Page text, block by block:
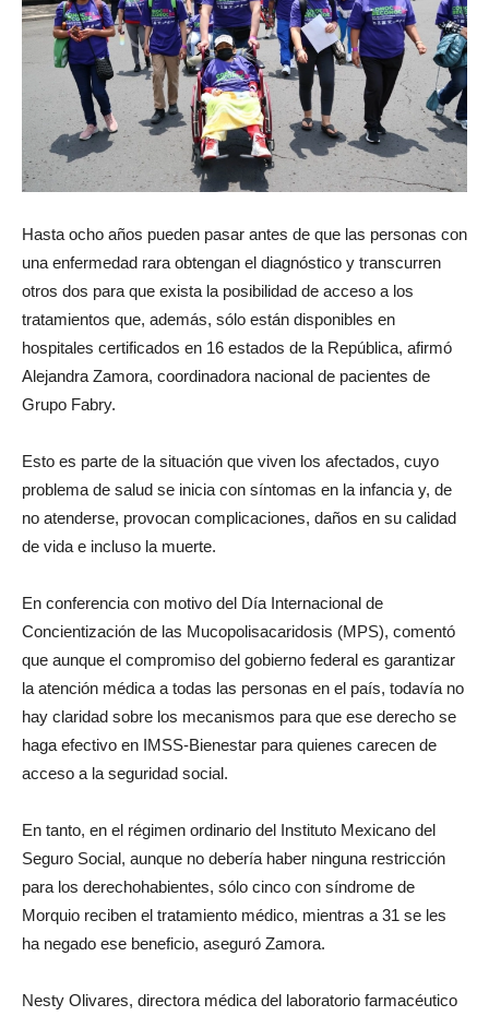
Hasta ocho años pueden pasar antes de que las personas con
una enfermedad rara obtengan el diagnóstico y transcurren
otros dos para que exista la posibilidad de acceso a los
tratamientos que, además, sólo están disponibles en
hospitales certificados en 16 estados de la República, afirmó
Alejandra Zamora, coordinadora nacional de pacientes de
Grupo Fabry.
Esto es parte de la situación que viven los afectados, cuyo
problema de salud se inicia con síntomas en la infancia y, de
no atenderse, provocan complicaciones, daños en su calidad
de vida e incluso la muerte.
En conferencia con motivo del Día Internacional de
Concientización de las Mucopolisacaridosis (MPS), comentó
que aunque el compromiso del gobierno federal es garantizar
la atención médica a todas las personas en el país, todavía no
hay claridad sobre los mecanismos para que ese derecho se
haga efectivo en IMSS-Bienestar para quienes carecen de
acceso a la seguridad social.
En tanto, en el régimen ordinario del Instituto Mexicano del
Seguro Social, aunque no debería haber ninguna restricción
para los derechohabientes, sólo cinco con síndrome de
Morquio reciben el tratamiento médico, mientras a 31 se les
ha negado ese beneficio, aseguró Zamora.
Nesty Olivares, directora médica del laboratorio farmacéutico